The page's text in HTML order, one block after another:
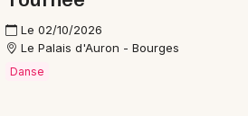
Le 02/10/2026
Le Palais d'Auron - Bourges
Danse